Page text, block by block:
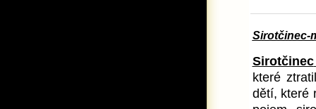
Sirotčinec-
Sirotčinec
které
dětí, které